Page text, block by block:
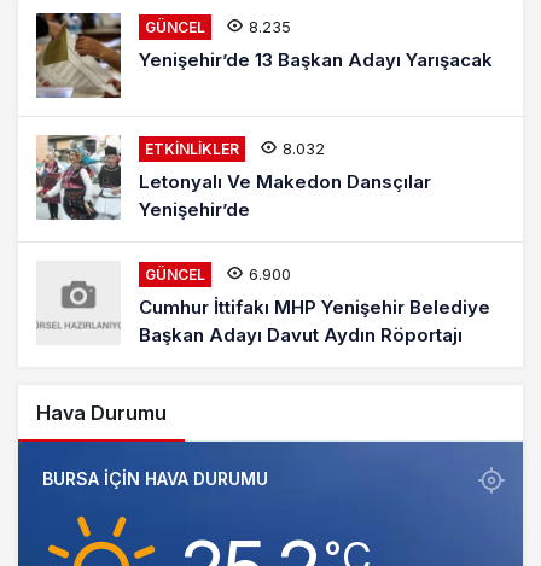
GÜNCEL 8.235
Yenişehir’de 13 Başkan Adayı Yarışacak
ETKINLIKLER 8.032
Letonyalı Ve Makedon Dansçılar
Yenişehir’de
GÜNCEL 6.900
Cumhur İttifakı MHP Yenişehir Belediye
Başkan Adayı Davut Aydın Röportajı
Hava Durumu
BURSA IÇIN HAVA DURUMU